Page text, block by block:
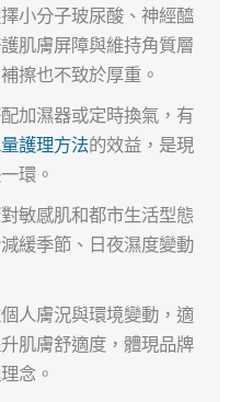
小分子玻尿酸、神經醯
肌膚屏障與維持角質層
擦也不致於厚重。
加濕器或定時換氣，有
護理方法的效益，是現
環。
敏感肌和都市生活型態
緩季節、日夜濕度變動
人膚況與環境變動，適
肌膚舒適度，體現品牌
念。